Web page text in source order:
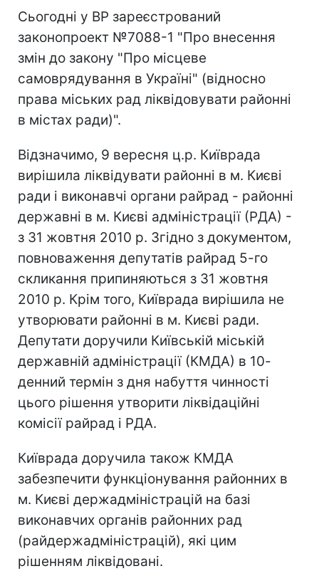
Сьогодні у ВР зареєстрований
законопроект №7088-1 "Про внесення
змін до закону "Про місцеве
самоврядування в Україні" (відносно
права міських рад ліквідовувати районні
в містах ради)".
Відзначимо, 9 вересня ц.р. Київрада
вирішила ліквідувати районні в м. Києві
ради і виконавчі органи райрад - районні
державні в м. Києві адміністрації (РДА) -
з 31 жовтня 2010 р. Згідно з документом,
повноваження депутатів райрад 5-го
скликання припиняються з 31 жовтня
2010 р. Крім того, Київрада вирішила не
утворювати районні в м. Києві ради.
Депутати доручили Київській міській
державній адміністрації (КМДА) в 10-
денний термін з дня набуття чинності
цього рішення утворити ліквідаційні
комісії райрад і РДА.
Київрада доручила також КМДА
забезпечити функціонування районних в
м. Києві держадміністрацій на базі
виконавчих органів районних рад
(райдержадміністрацій), які цим
рішенням ліквідовані.